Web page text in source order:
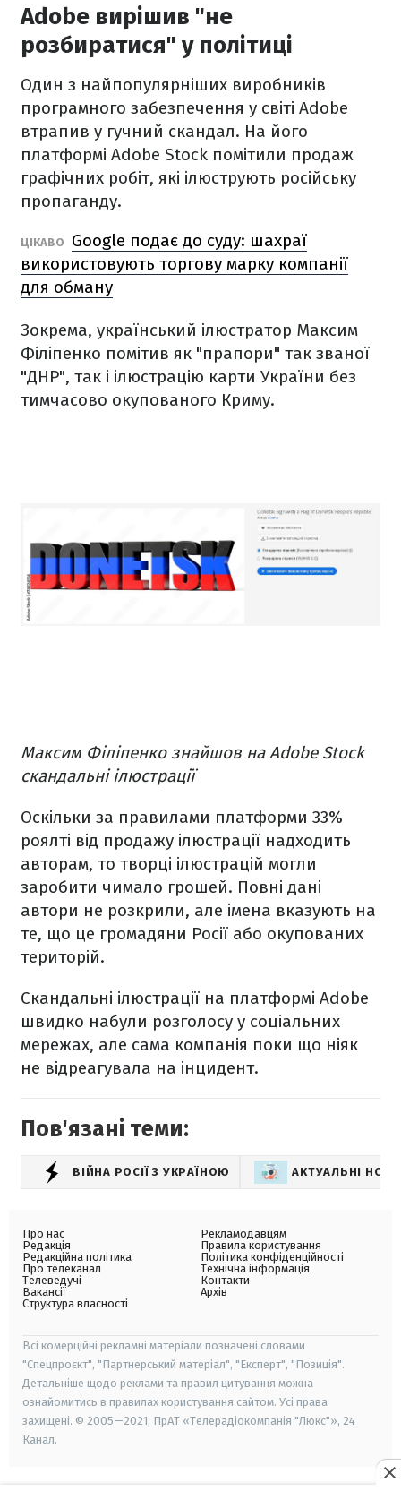
Adobe вирішив "не
розбиратися" у політиці
Один з найпопулярніших виробників
програмного забезпечення у світі Adobe
втрапив у гучний скандал. На його
платформі Adobe Stock помітили продаж
графічних робіт, які ілюструють російську
пропаганду.
ЦІКАВО
Google подає до суду: шахраї
використовують торгову марку компанії
для обману
Зокрема, український ілюстратор Максим
Філіпенко помітив як "прапори" так званої
"ДНР", так і ілюстрацію карти України без
тимчасово окупованого Криму.
Максим Філіпенко знайшов на Adobe Stock
скандальні ілюстрації
Оскільки за правилами платформи 33%
роялті від продажу ілюстрації надходить
авторам, то творці ілюстрацій могли
заробити чимало грошей. Повні дані
автори не розкрили, але імена вказують на
те, що це громадяни Росії або окупованих
територій.
Скандальні ілюстрації на платформі Adobe
швидко набули розголосу у соціальних
мережах, але сама компанія поки що ніяк
не відреагувала на інцидент.
Пов'язані теми:
ВІЙНА РОСІЇ З УКРАЇНОЮ АКТУАЛЬНІ
Про нас
Редакція
Редакційна політика
Про телеканал
Телеведучі
Вакансії
Структура власності
Рекламодавцям
Правила користування
Політика конфіденційності
Технічна інформація
Контакти
Архів
Всі комерційні рекламні матеріали позначені словами
"Спецпроєкт", "Партнерський матеріал", "Експерт", "Позиція".
Детальніше щодо реклами та правил цитування можна
ознайомитись в правилах користування сайтом. Усі права
захищені. © 2005—2021, ПрАТ «Телерадіокомпанія "Люкс"», 24
Канал.